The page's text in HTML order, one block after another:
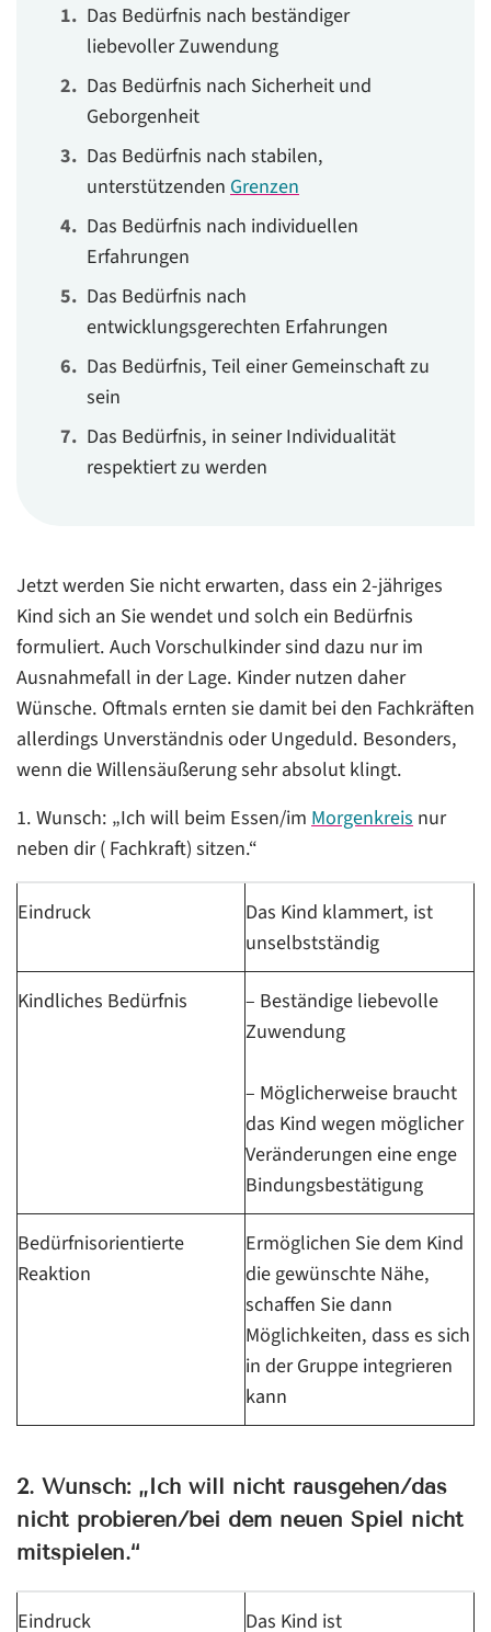
Das Bedürfnis nach beständiger
liebevoller Zuwendung
Das Bedürfnis nach Sicherheit und
Geborgenheit
Das Bedürfnis nach stabilen,
unterstützendenGrenzen
Das Bedürfnis nach individuellen
Erfahrungen
Das Bedürfnis nach
entwicklungsgerechten Erfahrungen
Das Bedürfnis, Teil einer Gemeinschaft zu
sein
Das Bedürfnis, in seiner Individualität
respektiert zu werden
Jetzt werden Sie nicht erwarten, dass ein 2-jähriges
Kind sich an Sie wendet und solch ein Bedürfnis
formuliert. Auch Vorschulkinder sind dazu nur im
Ausnahmefall in der Lage. Kinder nutzen daher
Wünsche. Oftmals ernten sie damit bei den Fachkräften
allerdings Unverständnis oder Ungeduld. Besonders,
wenn die Willensäußerung sehr absolut klingt.
1. Wunsch: „Ich will beim Essen/imMorgenkreisnur
neben dir ( Fachkraft) sitzen.“
Eindruck
Das Kind klammert, ist
unselbstständig
Kindliches Bedürfnis
– Beständige liebevolle
Zuwendung
– Möglicherweise braucht
das Kind wegen möglicher
Veränderungen eine enge
Bindungsbestätigung
Bedürfnisorientierte
Reaktion
Ermöglichen Sie dem Kind
die gewünschte Nähe,
schaffen Sie dann
Möglichkeiten, dass es sich
in der Gruppe integrieren
kann
2. Wunsch: „Ich will nicht rausgehen/das
nicht probieren/bei dem neuen Spiel nicht
mitspielen.“
Eindruck Das Kind ist